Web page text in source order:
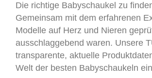
Die richtige Babyschaukel zu
Gemeinsam mit dem erfahrenen
Modelle auf Herz und Nieren
ausschlaggebend waren. Unsere
transparente, aktuelle
Welt der besten Babyschaukeln